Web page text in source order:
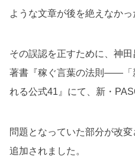
ような文章が後を絶えなかっ
その誤認を正すために、神
著書『稼ぐ言葉の法則――「
れる公式41』にて、新・
問題となっていた部分が改
追加されました。